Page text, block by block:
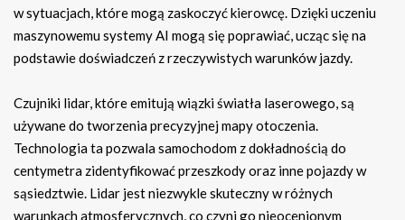
w sytuacjach, które mogą zaskoczyć kierowcę. Dzięki uczeniu
maszynowemu systemy AI mogą się poprawiać, ucząc się na
podstawie doświadczeń z rzeczywistych warunków jazdy.
Czujniki lidar, które emitują wiązki światła laserowego, są
używane do tworzenia precyzyjnej mapy otoczenia.
Technologia ta pozwala samochodom z dokładnością do
centymetra zidentyfikować przeszkody oraz inne pojazdy w
sąsiedztwie. Lidar jest niezwykle skuteczny w różnych
warunkach atmosferycznych, co czyni go nieocenionym